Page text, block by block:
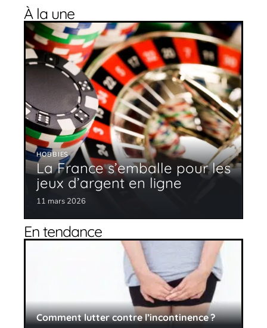
À la une
HOBBIES
La France s’emballe pour les
jeux d’argent en ligne
11 mars 2026
En tendance
Comment lutter contre l’incontinence ?